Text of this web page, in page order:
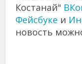
Костанай"
Фейсбуке и
новость